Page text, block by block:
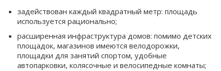
задействован каждый квадратный метр: площадь
используется рационально;
расширенная инфраструктура домов: помимо детских
площадок, магазинов имеются велодорожки,
площадки для занятий спортом, удобные
автопарковки, колясочные и велосипедные комнаты;